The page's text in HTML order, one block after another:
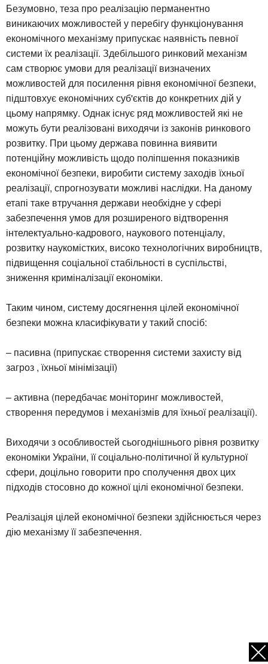
Безумовно, теза про реалізацію перманентно
виникаючих можливостей у перебігу функціонування
економічного механізму припускає наявність певної
системи їх реалізації. Здебільшого ринковий механізм
сам створює умови для реалізації визначених
можливостей для посилення рівня економічної безпеки,
підштовхує економічних суб'єктів до конкретних дій у
цьому напрямку. Однак існує ряд можливостей які не
можуть бути реалізовані виходячи із законів ринкового
розвитку. При цьому держава повинна виявити
потенційну можливість щодо поліпшення показників
економічної безпеки, виробити систему заходів їхньої
реалізації, спрогнозувати можливі наслідки. На даному
етапі таке втручання держави необхідне у сфері
забезпечення умов для розширеного відтворення
інтелектуально-кадрового, наукового потенціалу,
розвитку наукомістких, високо технологічних виробництв,
підвищення соціальної стабільності в суспільстві,
зниження криміналізації економіки.
Таким чином, систему досягнення цілей економічної
безпеки можна класифікувати у такий спосіб:
– пасивна (припускає створення системи захисту від
загроз , їхньої мінімізації)
– активна (передбачає моніторинг можливостей,
створення передумов і механізмів для їхньої реалізації).
Виходячи з особливостей сьогоднішнього рівня розвитку
економіки України, її соціально-політичної й культурної
сфери, доцільно говорити про сполучення двох цих
підходів стосовно до кожної цілі економічної безпеки.
Реалізація цілей економічної безпеки здійснюється через
дію механізму її забезпечення.